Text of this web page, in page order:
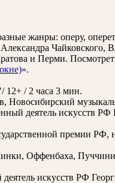
жанры: оперу,
Чайковского,
и Перми.
».
12+ / 2 часа 3 мин.
деятель искусств РФ
премии РФ,
Оффенбаха,
искусств РФ